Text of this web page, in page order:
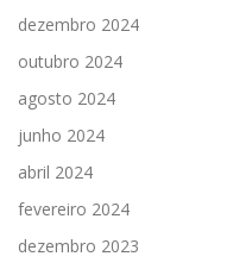
dezembro 2024
outubro 2024
agosto 2024
junho 2024
abril 2024
fevereiro 2024
dezembro 2023